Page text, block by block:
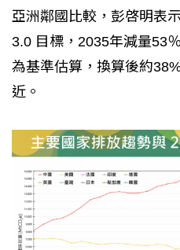
亞洲鄰國比較，彭啓明表
3.0 目標，2035年減量53
為基準估算，換算後約
近。